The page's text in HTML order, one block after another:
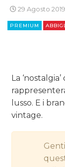
DIGITALE
RADIO /
TV
29 Agosto 2019
PREMIUM
La
lusso. E i
vintage.